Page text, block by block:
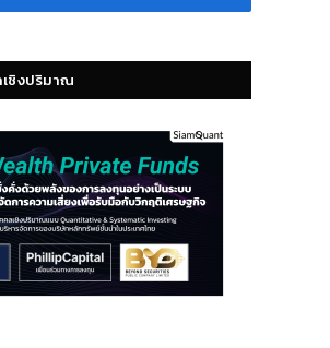
ชิงปริมาณ